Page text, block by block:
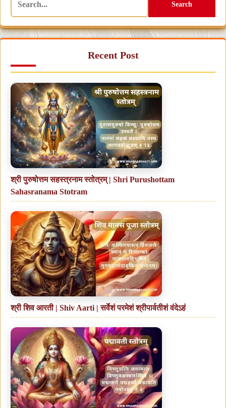
Search
Recent Post
श्री पुरुषोत्तम सहस्त्रनाम स्तोत्रम् | Shri Purushottam
Sahasranama Stotram
श्री शिव आरती | Shiv Aarti | सर्वेशं परमेशं श्रीपार्वतीशं वंदेऽहं